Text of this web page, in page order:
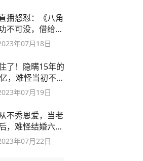
播怒怼：《八角
不可没，借给王
年07月18日
了！隐瞒15年的
，难怪当初不娶
年07月19日
不秀恩爱，当老
，难怪结婚六年
年07月22日